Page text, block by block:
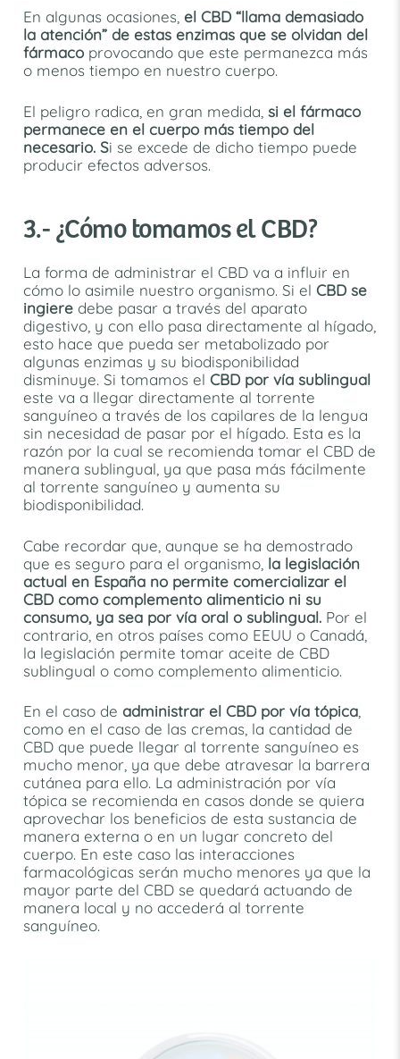
En algunas ocasiones, el CBD “llama demasiado
la atención” de estas enzimas que se olvidan del
fármaco provocando que este permanezca más
o menos tiempo en nuestro cuerpo.
El peligro radica, en gran medida, si el fármaco
permanece en el cuerpo más tiempo del
necesario. Si se excede de dicho tiempo puede
producir efectos adversos.
3.- ¿Cómo tomamos el CBD?
La forma de administrar el CBD va a influir en
cómo lo asimile nuestro organismo. Si el CBD se
ingieredebe pasar a través del aparato
digestivo, y con ello pasa directamente al hígado,
esto hace que pueda ser metabolizado por
algunas enzimas y su biodisponibilidad
disminuye. Si tomamos el CBD por vía sublingual
este va a llegar directamente al torrente
sanguíneo a través de los capilares de la lengua
sin necesidad de pasar por el hígado. Esta es la
razón por la cual se recomienda tomar el CBD de
manera sublingual, ya que pasa más fácilmente
al torrente sanguíneo y aumenta su
biodisponibilidad.
Cabe recordar que, aunque se ha demostrado
que es seguro para el organismo, la legislación
actual en España no permite comercializar el
CBD como complemento alimenticio ni su
consumo, ya sea por vía oral o sublingual.Por el
contrario, en otros países como EEUU o Canadá,
la legislación permite tomar aceite de CBD
sublingual o como complemento alimenticio.
En el caso de administrar el CBD por vía tópica,
como en el caso de las cremas, la cantidad de
CBD que puede llegar al torrente sanguíneo es
mucho menor, ya que debe atravesar la barrera
cutánea para ello. La administración por vía
tópica se recomienda en casos donde se quiera
aprovechar los beneficios de esta sustancia de
manera externa o en un lugar concreto del
cuerpo. En este caso las interacciones
farmacológicas serán mucho menores ya que la
mayor parte del CBD se quedará actuando de
manera local y no accederá al torrente
sanguíneo.